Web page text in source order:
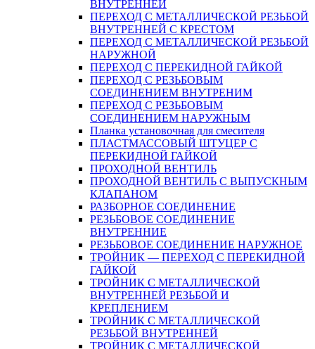
ВНУТРЕННЕЙ
ПЕРЕХОД С МЕТАЛЛИЧЕСКОЙ РЕЗЬБОЙ
ВНУТРЕННЕЙ С КРЕСТОМ
ПЕРЕХОД С МЕТАЛЛИЧЕСКОЙ РЕЗЬБОЙ
НАРУЖНОЙ
ПЕРЕХОД С ПЕРЕКИДНОЙ ГАЙКОЙ
ПЕРЕХОД С РЕЗЬБОВЫМ
СОЕДИНЕНИЕМ ВНУТРЕНИМ
ПЕРЕХОД С РЕЗЬБОВЫМ
СОЕДИНЕНИЕМ НАРУЖНЫМ
Планка установочная для смесителя
ПЛАСТМАССОВЫЙ ШТУЦЕР С
ПЕРЕКИДНОЙ ГАЙКОЙ
ПРОХОДНОЙ ВЕНТИЛЬ
ПРОХОДНОЙ ВЕНТИЛЬ С ВЫПУСКНЫМ
КЛАПАНОМ
РАЗБОРНОЕ СОЕДИНЕНИЕ
РЕЗЬБОВОЕ СОЕДИНЕНИЕ
ВНУТРЕННИЕ
РЕЗЬБОВОЕ СОЕДИНЕНИЕ НАРУЖНОЕ
ТРОЙНИК — ПЕРЕХОД С ПЕРЕКИДНОЙ
ГАЙКОЙ
ТРОЙНИК С МЕТАЛЛИЧЕСКОЙ
ВНУТРЕННЕЙ РЕЗЬБОЙ И
КРЕПЛЕНИЕМ
ТРОЙНИК С МЕТАЛЛИЧЕСКОЙ
РЕЗЬБОЙ ВНУТРЕННЕЙ
ТРОЙНИК С МЕТАЛЛИЧЕСКОЙ